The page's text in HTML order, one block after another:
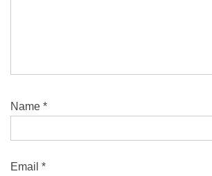
Name *
Email *